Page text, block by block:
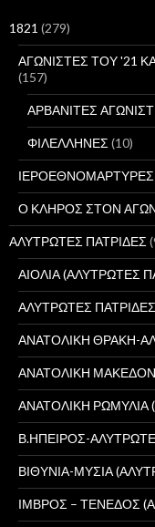
σ
1821 (279)
ΑΓΩΝΙΣΤΕΣ ΤΟΥ '21
(157)
ΑΡΒΑΝΙΤΕΣ
ΦΙΛΕΛΛΗΝΕΣ (10)
ΙΕΡΟΕΘΝΟΜΑΡΤΥΡΕΣ
Ο ΚΛΗΡΟΣ ΣΤΟΝ
ΑΛΥΤΡΩΤΕΣ ΠΑΤΡΙΔΕΣ
ΑΙΟΛΙΑ (ΑΛΥΤΡΩΤΕΣ
ΑΛΥΤΡΩΤΕΣ
ΑΝΑΤΟΛΙΚΗ ΘΡΑΚΗ-
ΑΝΑΤΟΛΙΚΗ
ΑΝΑΤΟΛΙΚΗ ΡΩΜΥΛΙΑ
Β.ΗΠΕΙΡΟΣ-
ΒΙΘΥΝΙΑ-ΜΥΣΙΑ
ΙΜΒΡΟΣ – ΤΕΝΕΔΟΣ